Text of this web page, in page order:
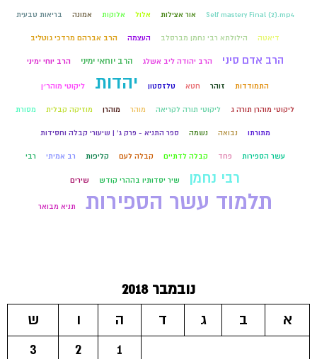
Self mastery Final (2).mp4 אור אצילות אלול אלוקות אמונה בריאות טבעית
דיאטה הילולתא רבי נחמן מברסלב העצמה הרב אברהם מרדכי גוטליב
הרב אדם סיני הרב יהודה ליב אשלג הרב יוחאי ימיני הרב יוחי ימיני
התמודדות זוהר חטא טלזסטון יהדות ליקוטי מוהר״ן
ליקוטי מוהרן תורה ג ליקוטי תורה לקריאה מוהר מוהרן מוזיקה קבלית מסורת
מתורתו נבואה נשמה ספר התניא - פרק ג' | שיעורי קבלה וחסידות
עשר הספירות פחד קבלה לדתיים קבלה לעם קליפות רב אמיתי רבי
רבי נחמן שיר יסדותיו בההרי קודש שירים
תלמוד עשר הספירות תניא מבואר
נובמבר 2018
א
ב ג ד ה ו
ש
1
2
3